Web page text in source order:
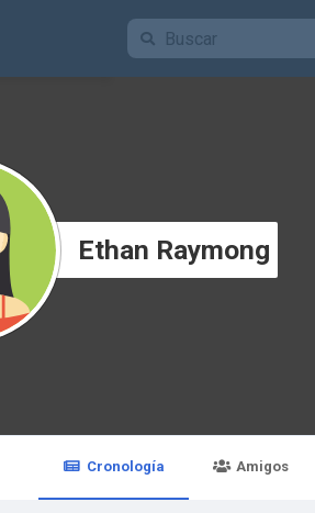
Ethan Raymong
Cronología Amigos